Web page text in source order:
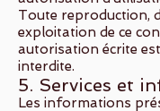
Toute reproduction,
exploitation de ce
autorisation écrite
interdite.
5. Services et
Les informations